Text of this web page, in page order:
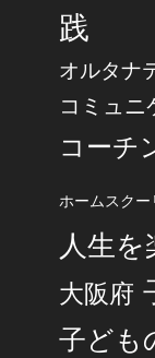
践
オルタナ
コミュニ
コーチ
ホームスクー
人生を
大阪府
子ども